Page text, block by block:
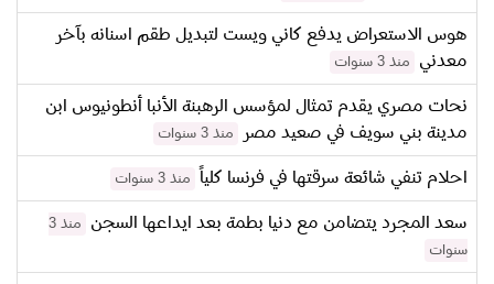
هوس الاستعراض يدفع كاني ويست لتبديل طقم اسنانه بآخر
معدني
منذ 3 سنوات
نحات مصري يقدم تمثال لمؤسس الرهبنة الأنبا أنطونيوس ابن
مدينة بني سويف في صعيد مصر
منذ 3 سنوات
احلام تنفي شائعة سرقتها في فرنسا كلياً منذ 3 سنوات
سعد المجرد يتضامن مع دنيا بطمة بعد ايداعها السجن
منذ 3
سنوات